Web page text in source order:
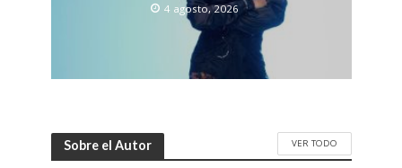
4 agosto, 2026
Sobre el Autor VER TODO